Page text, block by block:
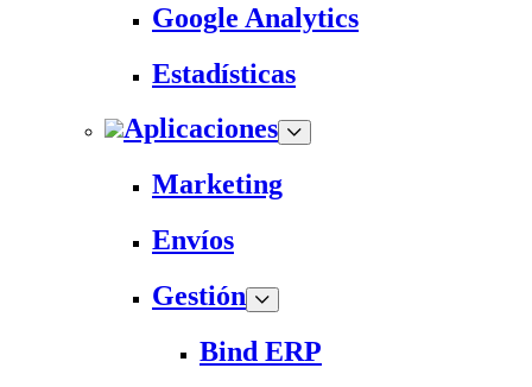
Google Analytics
Estadísticas
Aplicaciones
Marketing
Envíos
Gestión
Bind ERP